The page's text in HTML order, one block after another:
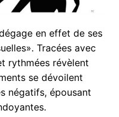
en effet de ses
Tracées avec
rythmées révèlent
se dévoilent
négatifs, épousant